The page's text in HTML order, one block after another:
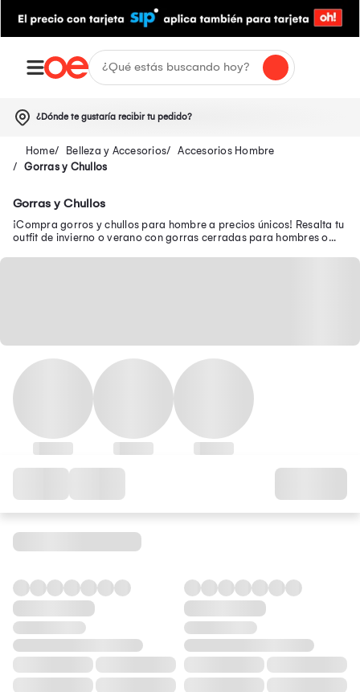
¿Dónde te gustaría recibir tu pedido?
Belleza y Accesorios
Accesorios Hombre
Gorras y Chullos
Gorras y Chullos
¡Compra gorros y chullos para hombre a precios únicos! Resalta tu
outfit de invierno o verano con gorras cerradas para hombres o